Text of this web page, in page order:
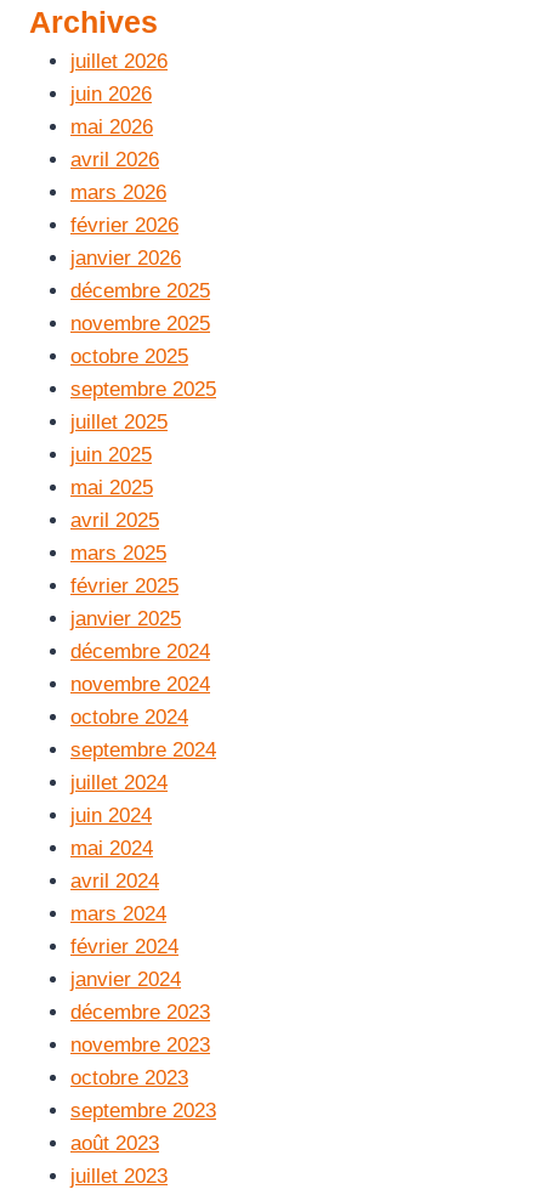
Archives
juillet 2026
juin 2026
mai 2026
avril 2026
mars 2026
février 2026
janvier 2026
décembre 2025
novembre 2025
octobre 2025
septembre 2025
juillet 2025
juin 2025
mai 2025
avril 2025
mars 2025
février 2025
janvier 2025
décembre 2024
novembre 2024
octobre 2024
septembre 2024
juillet 2024
juin 2024
mai 2024
avril 2024
mars 2024
février 2024
janvier 2024
décembre 2023
novembre 2023
octobre 2023
septembre 2023
août 2023
juillet 2023